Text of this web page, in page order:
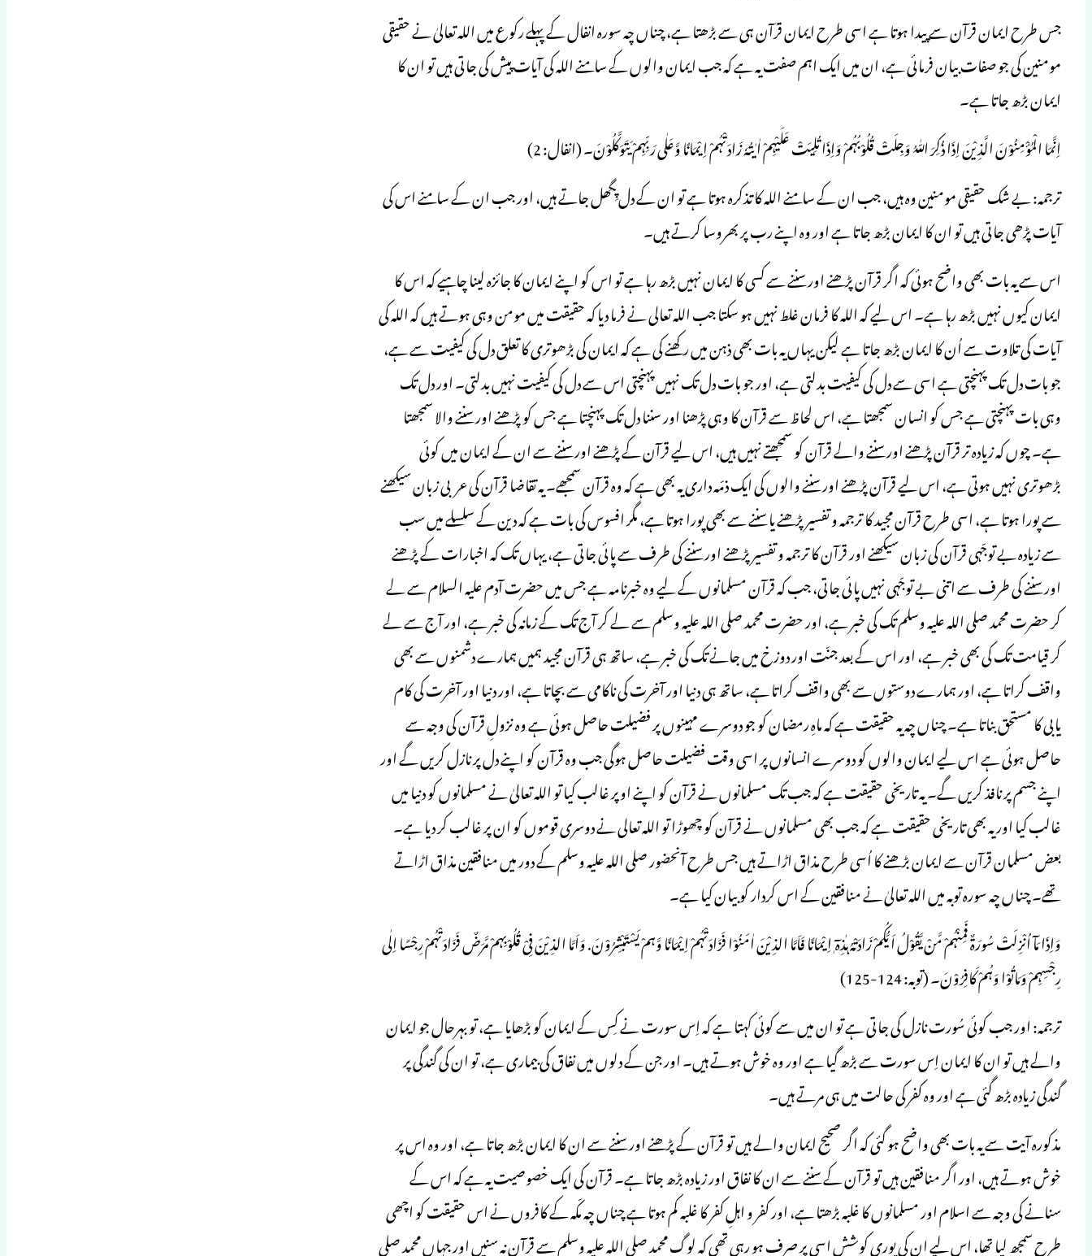
جس طرح ایمان قرآن سے پیدا ہوتا ہے اسی طرح ایمان قرآن ہی سے بڑھتا ہے، چناں چہ سورہ انفال کے پہلے رکوع میں اللہ تعالیٰ نے حقیقی
مومنین کی جو صفات بیان فرمائی ہے، ان میں ایک اہم صفت یہ ہے کہ جب ایمان والوں کے سامنے اللہ کی آیات پیش کی جاتی ہیں تو ان کا
ایمان بڑھ جاتا ہے۔
اِنَّمَا الْمُؤْمِنُوْنَ الَّذِیْنَ اِذَا ذُکِرَ اللّٰہُ وَجِلَتْ قُلُوْبُہُمْ وَاِذَا تُلِیَتْ عَلَیْہِمْ اٰیٰتُہٗ زَادَتْہُمْ اِیْمَانًا وَّعَلٰی رَبِّہِمْ یَتَوَکَّلُوْنَ۔ (انفال: 2)
ترجمہ: بے شک حقیقی مومنین وہ ہیں، جب ان کے سامنے اللہ کا تذکرہ ہوتا ہے تو ان کے دل پِگھل جاتے ہیں، اور جب ان کے سامنے اس کی
آیات پڑھی جاتی ہیں تو ان کا ایمان بڑھ جاتا ہے اور وہ اپنے رب پر بھروسا کرتے ہیں۔
اس سے یہ بات بھی واضح ہوئی کہ اگر قرآن پڑھنے اور سننے سے کسی کا ایمان نہیں بڑھ رہا ہے تو اس کو اپنے ایمان کا جائزہ لینا چاہیے کہ اس کا
ایمان کیوں نہیں بڑھ رہا ہے۔ اس لیے کہ اللہ کا فرمان غلط نہیں ہو سکتا جب اللہ تعالی نے فرما دیا کہ حقیقت میں مومن وہی ہوتے ہیں کہ اللہ کی
آیات کی تلاوت سے اُن کا ایمان بڑھ جاتا ہے لیکن یہاں یہ بات بھی ذہن میں رکھنے کی ہے کہ ایمان کی بڑھوتری کا تعلق دل کی کیفیت سے ہے،
جو بات دل تک پہنچتی ہے اسی سے دل کی کیفیت بدلتی ہے، اور جو بات دل تک نہیں پہنچتی اس سے دل کی کیفیت نہیں بدلتی۔ اور دل تک
وہی بات پہنچتی ہے جس کو انسان سمجھتا ہے، اس لحاظ سے قرآن کا وہی پڑھنا اور سننا دل تک پہنچتا ہے جس کو پڑھنے اور سننے والا سمجھتا
ہے۔ چوں کہ زیادہ تر قرآن پڑھنے اور سننے والے قرآن کو سمجھتے نہیں ہیں، اس لیے قرآن کے پڑھنے اور سننے سے ان کے ایمان میں کوئی
بڑھوتری نہیں ہوتی ہے، اس لیے قرآن پڑھنے اور سننے والوں کی ایک ذمّہ داری یہ بھی ہے کہ وہ قرآن سمجھے۔ یہ تقاضا قرآن کی عربی زبان سیکھنے
سے پورا ہوتا ہے، اسی طرح قرآن مجید کا ترجمہ و تفسیر پڑھنے یا سننے سے بھی پورا ہوتا ہے، مگر افسوس کی بات ہے کہ دین کے سلسلے میں سب
سے زیادہ بے توجّہی قرآن کی زبان سیکھنے اور قرآن کا ترجمہ و تفسیر پڑھنے اور سننے کی طرف سے پائی جاتی ہے، یہاں تک کہ اخبارات کے پڑھنے
اور سننے کی طرف سے اتنی بے توجّہی نہیں پائی جاتی، جب کہ قرآن مسلمانوں کے لیے وہ خبرنامہ ہے جس میں حضرت آدم علیہ السلام سے لے
کر حضرت محمد صلی اللہ علیہ وسلم تک کی خبر ہے، اور حضرت محمد صلی اللہ علیہ وسلم سے لے کر آج تک کے زمانہ کی خبر ہے، اور آج سے لے
کر قیامت تک کی بھی خبر ہے، اور اس کے بعد جنّت اور دوزخ میں جانے تک کی خبر ہے، ساتھ ہی قرآن مجید ہمیں ہمارے دشمنوں سے بھی
واقف کراتا ہے، اور ہمارے دوستوں سے بھی واقف کراتا ہے، ساتھ ہی دنیا اور آخرت کی ناکامی سے بچاتا ہے، اور دنیا اور آخرت کی کام
یابی کا مستحق بناتا ہے۔ چناں چہ یہ حقیقت ہے کہ ماہِ رمضان کو جو دوسرے مہینوں پر فضیلت حاصل ہوئی ہے وہ نزولِ قرآن کی وجہ سے
حاصل ہوئی ہے اس لیے ایمان والوں کو دوسرے انسانوں پر اسی وقت فضیلت حاصل ہوگی جب وہ قرآن کو اپنے دل پر نازل کریں گے اور
اپنے جسم پر نافذ کریں گے۔ یہ تاریخی حقیقت ہے کہ جب تک مسلمانوں نے قرآن کو اپنے اوپر غالب کیا تو اللہ تعالیٰ نے مسلمانوں کو دنیا میں
غالب کیا اور یہ بھی تاریخی حقیقت ہے کہ جب بھی مسلمانوں نے قرآن کو چھوڑا تو اللہ تعالی نے دوسری قوموں کو ان پر غالب کر دیا ہے۔
بعض مسلمان قرآن سے ایمان بڑھنے کا اُسی طرح مذاق اڑاتے ہیں جس طرح آنحضور صلی اللہ علیہ وسلم کے دور میں منافقین مذاق اڑاتے
تھے۔ چناں چہ سورہ توبہ میں اللہ تعالیٰ نے منافقین کے اس کردار کو بیان کیا ہے۔
وَاِذَا مَآ اُنْزِلَتْ سُورَۃٌ فَمِنْہُمْ مَّنْ یَّقُوْلُ اَیُّکُمْ زَادَتْہُ ہٰذِہٓ ٖ اِیْمَانًا فَاَمَّا الذِیْنَ اٰمَنُوْا فَزَادَتْہُمْ اِیْمَانًا وَّہمْ یَسْتَبْشِرُوْنَ. وَاَمَّا الذِیْنَ فِیْ قُلُوْبِہمْ مَّرَضٌ فَزَادَتْہُمْ رِجْسًا اِلٰی
رِجْسِہِمْ وَمَاتُوْا وَہُمْ کَافِرُوْنَ۔ (توبہ: 124-125)
ترجمہ: اور جب کوئی سُورت نازل کی جاتی ہے تو ان میں سے کوئی کہتا ہے کہ اِس سورت نے کِس کے ایمان کو بڑھایا ہے، تو بہرحال جو ایمان
والے ہیں تو ان کا ایمان اِس سورت سے بڑھ گیا ہے اور وہ خوش ہوتے ہیں۔ اور جن کے دلوں میں نفاق کی بیماری ہے، تو ان کی گندگی پر
گندگی زیادہ بڑھ گئی ہے اور وہ کفر کی حالت میں ہی مرتے ہیں۔
مذکورہ آیت سے یہ بات بھی واضح ہو گئی کہ اگر صحیح ایمان والے ہیں تو قرآن کے پڑھنے اور سننے سے ان کا ایمان بڑھ جاتا ہے، اور وہ اس پر
خوش ہوتے ہیں، اور اگر منافقین ہیں تو قرآن کے سننے سے ان کا نفاق اور زیادہ بڑھ جاتا ہے۔ قرآن کی ایک خصوصیت یہ ہے کہ اس کے
سنانے کی وجہ سے اسلام اور مسلمانوں کا غلبہ بڑھتا ہے، اور کفر و اہلِ کفر کا غلبہ کم ہوتا ہے چناں چہ مکّہ کے کافروں نے اس حقیقت کو اچھی
طرح سمجھ لیا تھا، اس لیے ان کی پوری کوشش اسی پر صرف ہو رہی تھی کہ لوگ محمد صلی اللہ علیہ وسلم سے قرآن نہ سنیں اور جہاں محمد صلی